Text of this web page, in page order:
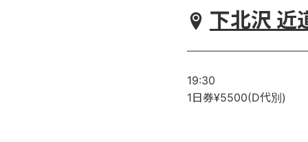
下北沢 近
19:30
1日券¥5500(D代別)